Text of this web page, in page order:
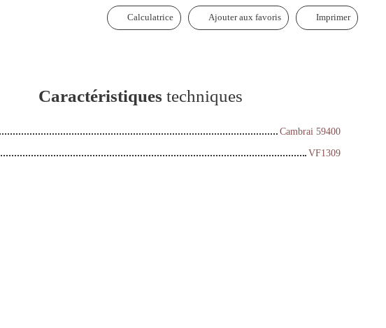
Calculatrice Ajouter aux favoris Imprimer
Caractéristiques techniques
Cambrai 59400
VF1309